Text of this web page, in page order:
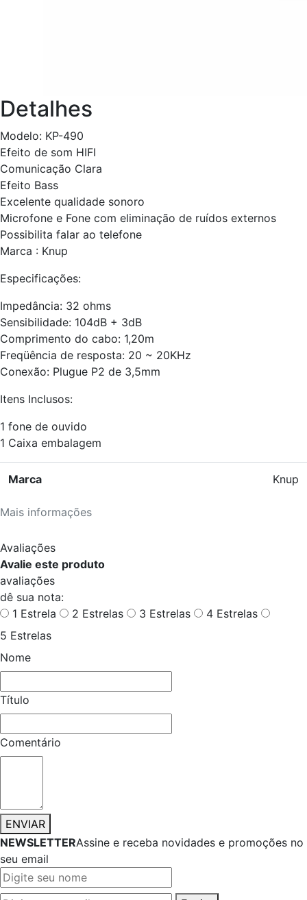
Detalhes
Modelo: KP-490
Efeito de som HIFI
Comunicação Clara
Efeito Bass
Excelente qualidade sonoro
Microfone e Fone com eliminação de ruídos externos
Possibilita falar ao telefone
Marca : Knup
Especificações:
Impedância: 32 ohms
Sensibilidade: 104dB + 3dB
Comprimento do cabo: 1,20m
Freqüência de resposta: 20 ~ 20KHz
Conexão: Plugue P2 de 3,5mm
Itens Inclusos:
1 fone de ouvido
1 Caixa embalagem
Mais informações
Marca Knup
Avaliações
Avalie este produto
avaliações
dê sua nota:
1 Estrela
2 Estrelas 3 Estrelas
4 Estrelas
5 Estrelas
Nome
Título
Comentário
ENVIAR
NEWSLETTERAssine e receba novidades e promoções no
seu email